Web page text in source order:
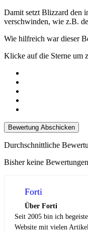
Damit setzt Blizzard den
verschwinden, wie z.B.
Wie hilfreich war dieser
Klicke auf die Sterne um
Bewertung Abschicken
Durchschnittliche
Bisher keine
Forti
Über Forti
Seit 2005 bin ich
Website mit vielen